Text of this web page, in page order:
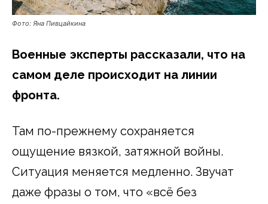
Фото: Яна Пивцайкина
Военные эксперты рассказали, что на
самом деле происходит на линии
фронта.
Там по-прежнему сохраняется
ощущение вязкой, затяжной войны.
Ситуация меняется медленно. Звучат
даже фразы о том, что «всё без